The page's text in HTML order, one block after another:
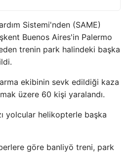
Sistemi'nden (SAME)
Buenos Aires'in Palermo
trenin park halindeki başka
ekibinin sevk edildiği kaza
üzere 60 kişi yaralandı.
yolcular helikopterle başka
göre banliyö treni, park